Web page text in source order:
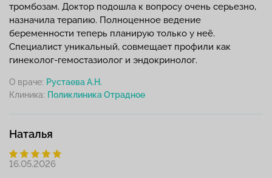
тромбозам. Доктор подошла к вопросу очень серьезно,
назначила терапию. Полноценное ведение
беременности теперь планирую только у неё.
Специалист уникальный, совмещает профили как
гинеколог-гемостазиолог и эндокринолог.
О враче: Рустаева А.Н.
Клиника:
Наталья
16.05.2026